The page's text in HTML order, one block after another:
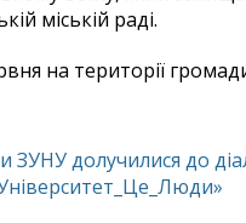
міській раді.
на території
ЗУНУ долучилися до